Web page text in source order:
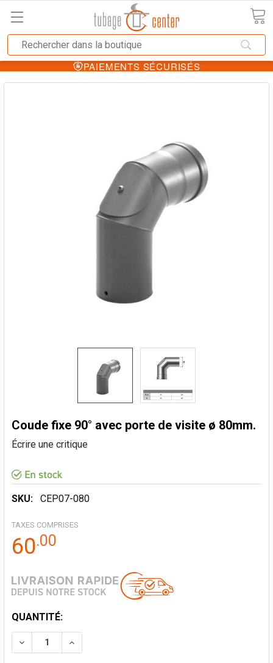
PAIEMENTS SÉCURISÉS
Coude fixe 90° avec porte de visite ø 80mm.
Écrire une critique
SKU: CEP07-080
TAXES COMPRISES
60.00
STOCK
ACTUEL:
QUANTITÉ:
DIMINUER LA QUANTITÉ DE COUDE FIXE 90° AVEC
AUGMENTER LA QUANTITÉ DE COUDE FIXE